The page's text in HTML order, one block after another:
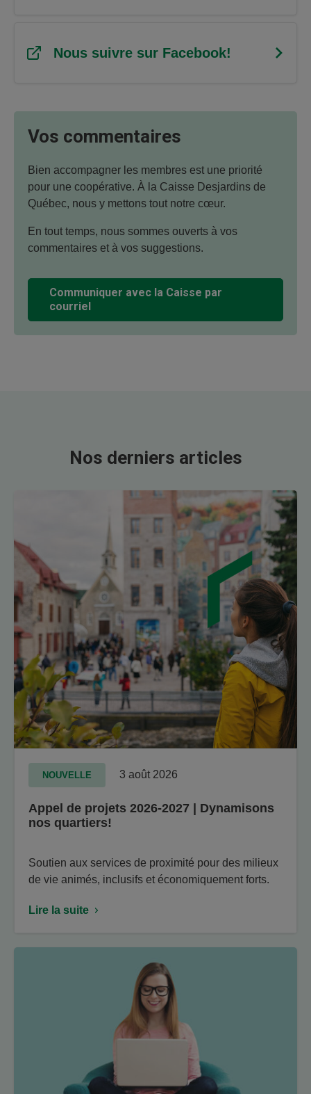
Nous suivre sur Facebook!
Vos commentaires
Bien accompagner les membres est une priorité
pour une coopérative. À la Caisse Desjardins de
Québec, nous y mettons tout notre cœur.
En tout temps, nous sommes ouverts à vos
commentaires et à vos suggestions.
Communiquer avec la Caisse par
courriel
Nos derniers articles
NOUVELLE 3 août 2026
Appel de projets 2026-2027 | Dynamisons
nos quartiers!
Soutien aux services de proximité pour des milieux
de vie animés, inclusifs et économiquement forts.
Lire la suite